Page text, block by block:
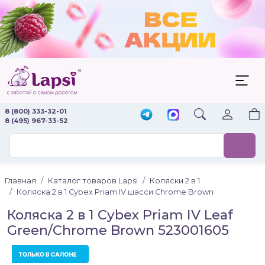
8 (800) 333-32-01
8 (495) 967-33-52
Главная Каталог товаров Lapsi
Коляски 2 в 1
Коляска 2 в 1 Cybex Priam IV шасси Chrome Brown
Коляска 2 в 1 Cybex Priam IV Leaf
Green/Chrome Brown 523001605